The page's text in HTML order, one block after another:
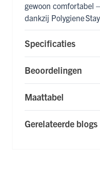
gewoon comfortabel
dankzij Polygiene
Specificaties
Beoordelingen
Maattabel
Gerelateerde blogs